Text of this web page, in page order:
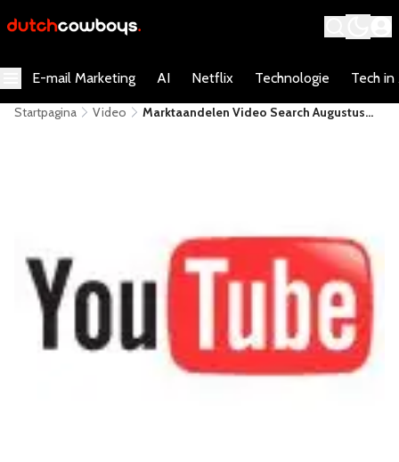
E-mail Marketing AI Netflix Technologie Tech in
Startpagina Video
Marktaandelen Video Search Augustus